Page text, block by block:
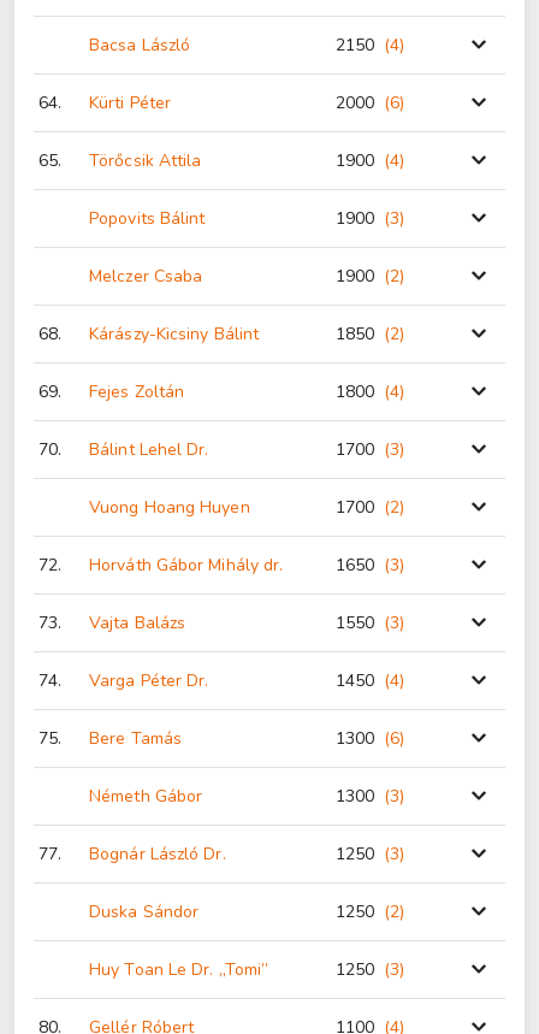
Bacsa László 2150 (4)
64. Kürti Péter 2000 (6)
65. Törőcsik Attila 1900 (4)
Popovits Bálint 1900 (3)
Melczer Csaba 1900 (2)
68. Kárászy-Kicsiny Bálint 1850 (2)
69. Fejes Zoltán 1800 (4)
70. Bálint Lehel Dr. 1700 (3)
Vuong Hoang Huyen 1700 (2)
72. Horváth Gábor Mihály dr. 1650 (3)
73. Vajta Balázs 1550 (3)
74. Varga Péter Dr. 1450 (4)
75. Bere Tamás 1300 (6)
Németh Gábor 1300 (3)
77. Bognár László Dr. 1250 (3)
Duska Sándor 1250 (2)
Huy Toan Le Dr. „Tomi” 1250 (3)
80. Gellér Róbert 1100 (4)